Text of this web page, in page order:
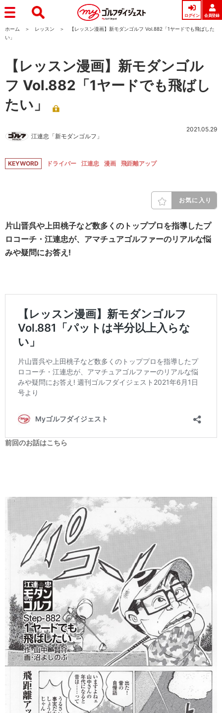
ログイン 会員登録
ホーム レッスン
【レッスン漫画】新モダンゴルフ Vol.882「1ヤードでも飛ばした
い」
【レッスン漫画】新モダンゴル
フ Vol.882「1ヤードでも飛ばし
たい」
江連忠「新モダンゴルフ」
2021.05.29
KEYWORD ドライバー 江連忠 漫画 飛距離アップ
お気に入り
片山晋呉や上田桃子など数多くのトッププロを指導したプ
ロコーチ・江連忠が、アマチュアゴルファーのリアルな悩
みや疑問にお答え!
前回のお話はこちら